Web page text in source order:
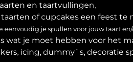
en taartvullingen,
of cupcakes een feest te
je spullen voor jouw taart en/
wat je moet hebben voor het
icing, dummy`s, decoratie